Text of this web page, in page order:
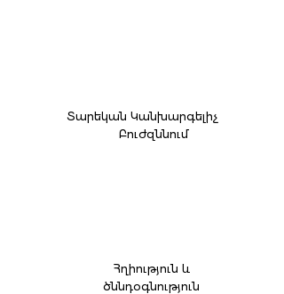
Տարեկան Կանխարգելիչ
Բուժզննում
Հղիություն և
ծննդօգնություն